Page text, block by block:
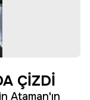
ÇİZDİ
Ataman'ın